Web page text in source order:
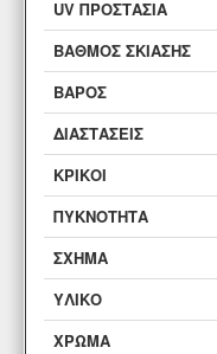
UV ΠΡΟΣΤΑΣΙΑ
ΒΑΘΜΟΣ ΣΚΙΑΣΗΣ
ΒΑΡΟΣ
ΔΙΑΣΤΑΣΕΙΣ
ΚΡΙΚΟΙ
ΠΥΚΝΟΤΗΤΑ
ΣΧΗΜΑ
ΥΛΙΚΟ
ΧΡΩΜΑ